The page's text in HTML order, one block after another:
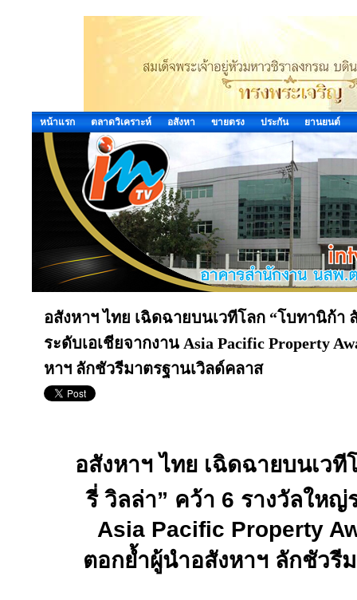
หน้าแรก ตลาดวิเคราะห์ อสังหา ขายตรง ประกัน ยานยนต์
อสังหาฯ ไทย เฉิดฉายบนเวทีโลก “โบทานิก้า
ระดับเอเชียจากงาน Asia Pacific Property
หาฯ ลักชัวรีมาตรฐานเวิลด์คลาส
อสังหาฯ ไทย เฉิดฉายบนเว
รี่ วิลล่า” คว้า 6 รางวัลใหญ่
Asia Pacific Property
ตอกย้ำผู้นำอสังหาฯ ลักชัวรี